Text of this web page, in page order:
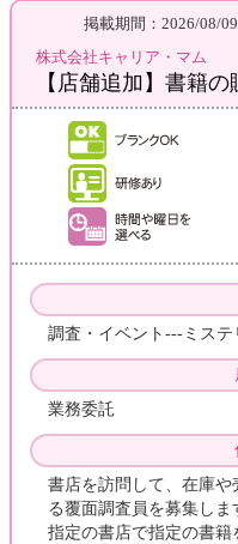
掲載期間：2026/08/
株式会社キャリア・マム
【店舗追加】書籍
調査・イベント---ミス
業務委託
書店を訪問して、在庫
る覆面調査員を募集しま
指定の書店で指定の書